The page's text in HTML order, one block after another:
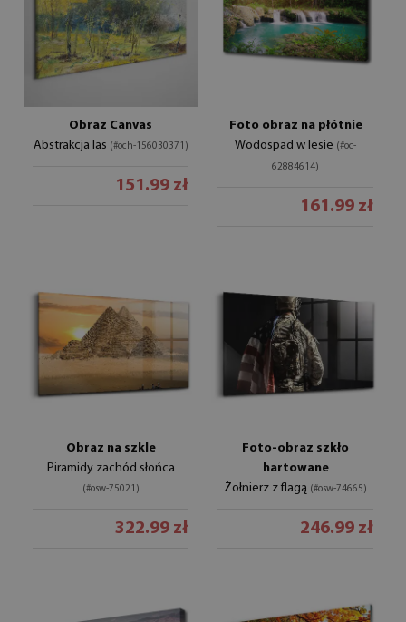
Obraz Canvas
Abstrakcja las (#och-156030371)
151.99 zł
Foto obraz na płótnie
Wodospad w lesie (#oc-
62884614)
161.99 zł
Obraz na szkle
Piramidy zachód słońca
(#osw-75021)
322.99 zł
Foto-obraz szkło
hartowane
Żołnierz z flagą (#osw-74665)
246.99 zł